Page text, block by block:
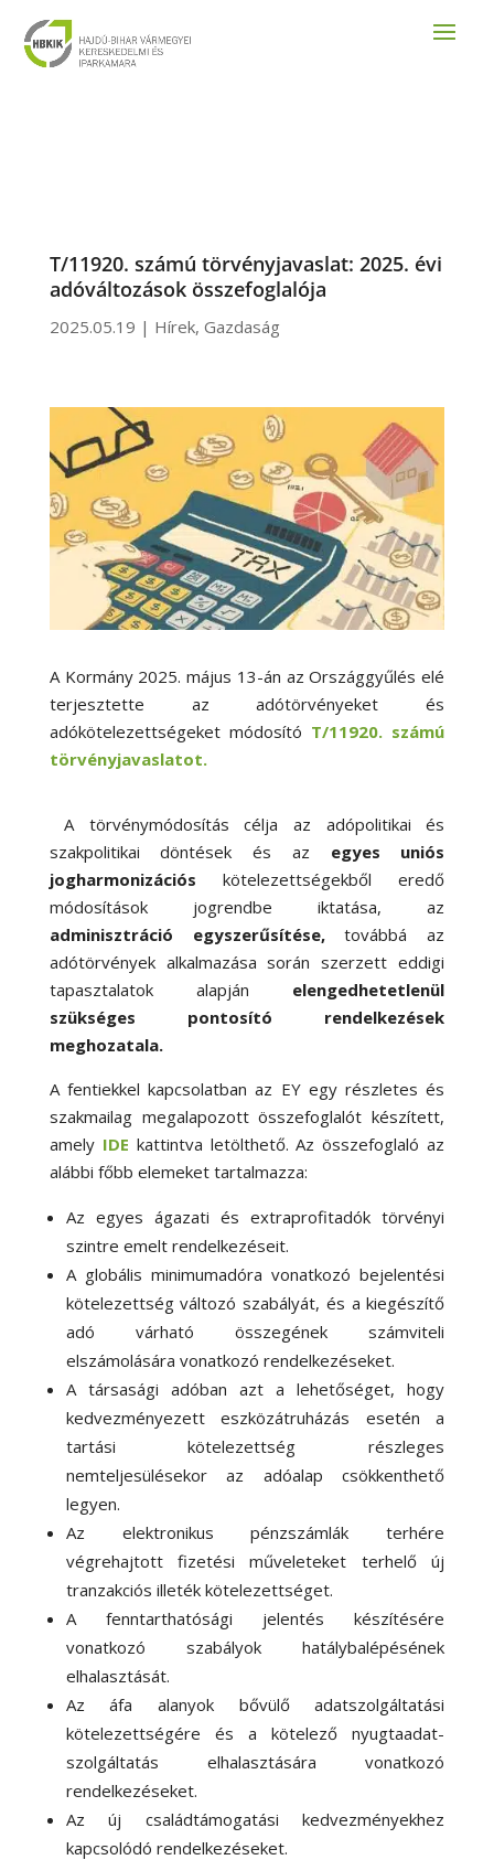
T/11920. számú törvényjavaslat: 2025. évi
adóváltozások összefoglalója
2025.05.19 | Hírek, Gazdaság
A Kormány 2025. május 13-án az Országgyűlés elé
terjesztette az adótörvényeket és
adókötelezettségeket módosító T/11920. számú
törvényjavaslatot.
A törvénymódosítás célja az adópolitikai és
szakpolitikai döntések és az egyes uniós
jogharmonizációs kötelezettségekből eredő
módosítások jogrendbe iktatása, az
adminisztráció egyszerűsítése,továbbá az
adótörvények alkalmazása során szerzett eddigi
tapasztalatok alapján elengedhetetlenül
szükséges pontosító rendelkezések
meghozatala.
A fentiekkel kapcsolatban az EY egy részletes és
szakmailag megalapozott összefoglalót készített,
amely IDE kattintva letölthető. Az összefoglaló az
alábbi főbb elemeket tartalmazza:
Az egyes ágazati és extraprofitadók törvényi
szintre emelt rendelkezéseit.
A globális minimumadóra vonatkozó bejelentési
kötelezettség változó szabályát, és a kiegészítő
adó várható összegének számviteli
elszámolására vonatkozó rendelkezéseket.
A társasági adóban azt a lehetőséget, hogy
kedvezményezett eszközátruházás esetén a
tartási kötelezettség részleges
nemteljesülésekor az adóalap csökkenthető
legyen.
Az elektronikus pénzszámlák terhére
végrehajtott fizetési műveleteket terhelő új
tranzakciós illeték kötelezettséget.
A fenntarthatósági jelentés készítésére
vonatkozó szabályok hatálybalépésének
elhalasztását.
Az áfa alanyok bővülő adatszolgáltatási
kötelezettségére és a kötelező nyugtaadat-
szolgáltatás elhalasztására vonatkozó
rendelkezéseket.
Az új családtámogatási kedvezményekhez
kapcsolódó rendelkezéseket.